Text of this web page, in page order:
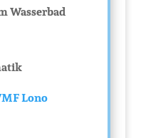
Wasserbad
Lono